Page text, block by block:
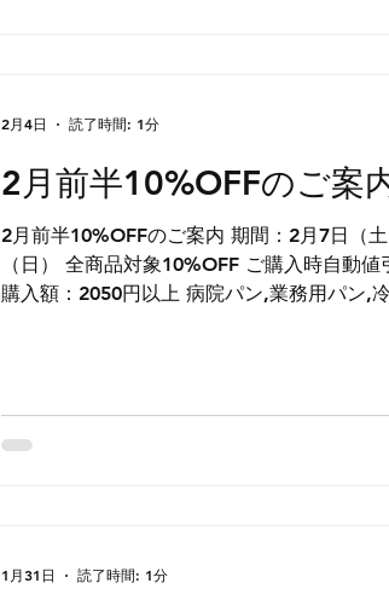
2月前半10%OFFのご案
2月前半10%OFFのご案内 期間：2月7日（土） ～ 8日
（日） 全商品対象10%OFF ご購入時自動値引き 最低ご
購入額：2050円以上 病院パン,業務用
2月4日 読了時間: 1分
1月31日 読了時間: 1分